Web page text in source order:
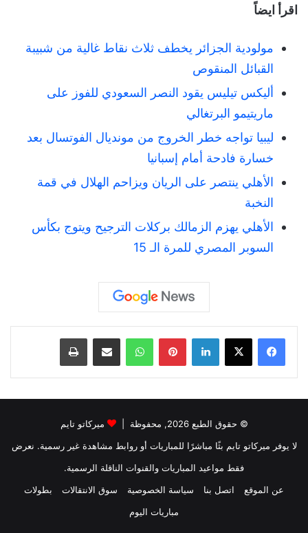
اقرأ ايضاً
مولودية الجزائر يخطف ثلاث نقاط غالية من شبيبة
القبائل المنقوص
أليكس تيليس يقود النصر السعودي للفوز على
ماريتيمو البرتغالي
ليبيا تواجه خطر الخروج من مونديال الفوتسال بعد
خسارة فادحة أمام إسبانيا
الأهلي ينتصر على الريان ويزاحم الهلال في قمة
النخبة
الأهلي يهزم الزمالك بركلات الترجيح ويتوج بكأس
السوبر المصري للمرة الـ 15
لينكدإن بينتيريست واتساب
© حقوق الطبع 2026, محفوظة |
ميركاتو تايم
لا يوفر ميركاتو تايم بثًا مباشرًا للمباريات أو روابط مشاهدة غير رسمية. نعرض
فقط مواعيد المباريات والقنوات الناقلة الرسمية.
عن الموقع
اتصل بنا سياسة الخصوصية سوق الانتقالات
بطولات
مباريات اليوم